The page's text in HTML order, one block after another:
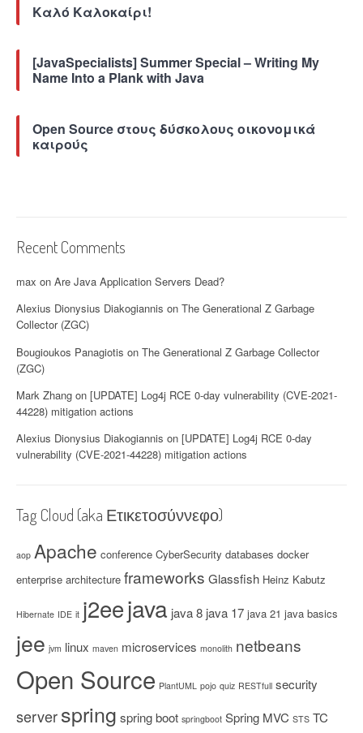
Καλό Καλοκαίρι!
[JavaSpecialists] Summer Special – Writing My
Name Into a Plank with Java
Open Source στους δύσκολους οικονομικά
καιρούς
Recent Comments
max on Are Java Application Servers Dead?
Alexius Dionysius Diakogiannis on The Generational Z Garbage
Collector (ZGC)
Bougioukos Panagiotis on The Generational Z Garbage Collector
(ZGC)
Mark Zhang on [UPDATE] Log4j RCE 0-day vulnerability (CVE-2021-
44228) mitigation actions
Alexius Dionysius Diakogiannis on [UPDATE] Log4j RCE 0-day
vulnerability (CVE-2021-44228) mitigation actions
Tag Cloud (aka Ετικετοσύννεφο)
aop Apache conference CyberSecurity databases docker
enterprise architecture frameworks Glassfish Heinz Kabutz
Hibernate IDE it j2eejava java 8 java 17 java 21 java basics
jee jvm linux maven microservices monolith netbeans
Open Source PlantUML pojo quiz RESTfull security
serverspring spring boot springboot Spring MVC STS TC